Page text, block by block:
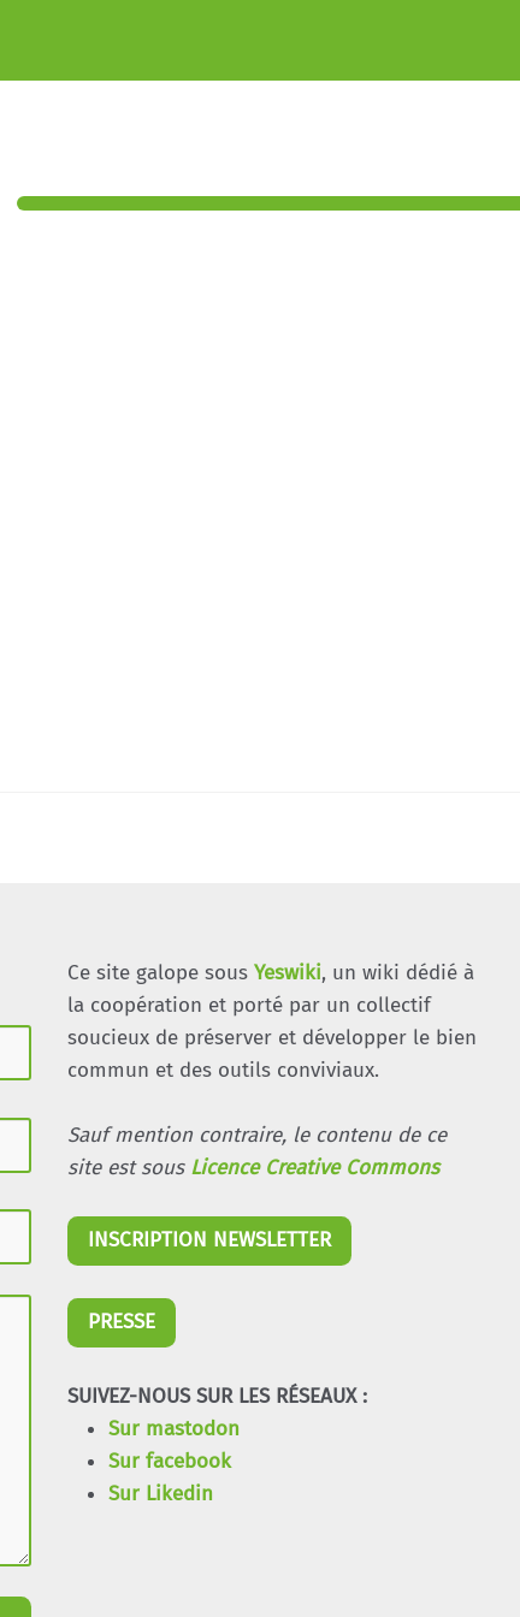
Ce site galope sous Yeswiki, un wiki dédié à
la coopération et porté par un collectif
soucieux de préserver et développer le bien
commun et des outils conviviaux.
Sauf mention contraire, le contenu de ce
site est sous Licence Creative Commons
INSCRIPTION NEWSLETTER
PRESSE
SUIVEZ-NOUS SUR LES RÉSEAUX :
Sur mastodon
Sur facebook
Sur Likedin